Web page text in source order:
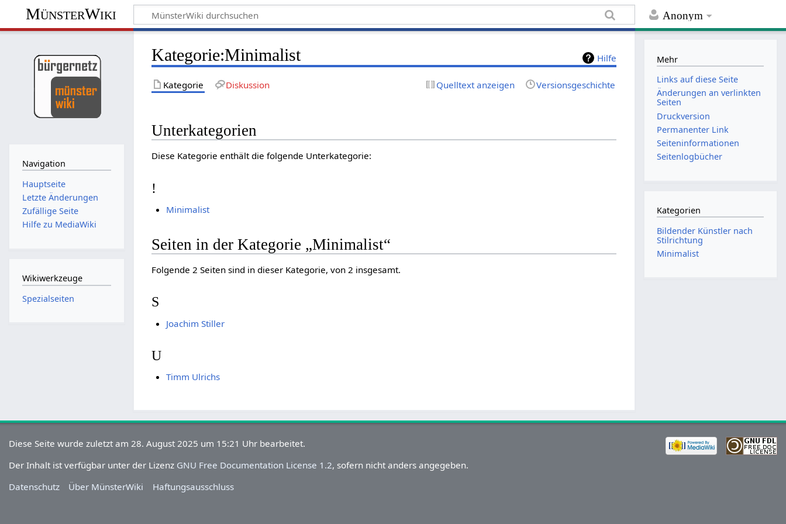
Anonym
MünsterWiki
Hilfe
Kategorie:Minimalist
Kategorie Diskussion Quelltext anzeigen Versionsgeschichte
Unterkategorien
Diese Kategorie enthält die folgende Unterkategorie:
!
Minimalist
Seiten in der Kategorie „Minimalist“
Folgende 2 Seiten sind in dieser Kategorie, von 2 insgesamt.
S
Joachim Stiller
U
Timm Ulrichs
Navigation
Hauptseite
Letzte Änderungen
Zufällige Seite
Hilfe zu MediaWiki
Wikiwerkzeuge
Spezialseiten
Mehr
Links auf diese Seite
Änderungen an verlinkten
Seiten
Druckversion
Permanenter Link
Seiten­informationen
Seitenlogbücher
Kategorien
Bildender Künstler nach
Stilrichtung
Minimalist
Diese Seite wurde zuletzt am 28. August 2025 um 15:21 Uhr bearbeitet.
Der Inhalt ist verfügbar unter der Lizenz GNU Free Documentation License 1.2, sofern nicht anders angegeben.
Datenschutz
Über MünsterWiki Haftungsausschluss